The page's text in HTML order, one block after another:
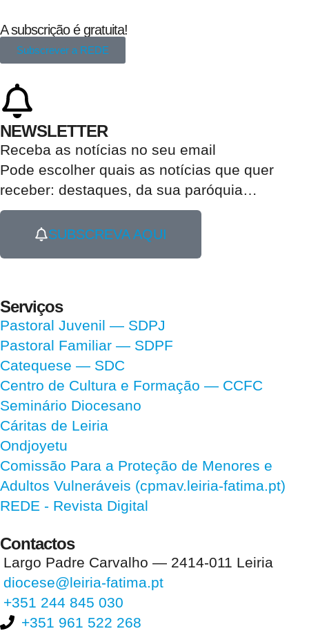
A subscrição é gratuita!
Subscrever a REDE
NEWSLETTER
Receba as notícias no seu email​
Pode escolher quais as notícias que quer
receber: destaques, da sua paróquia…
SUBSCREVA AQUI
Serviços
Pastoral Juvenil — SDPJ
Pastoral Familiar — SDPF
Catequese — SDC
Centro de Cultura e Formação — CCFC
Seminário Diocesano
Cáritas de Leiria
Ondjoyetu
Comissão Para a Proteção de Menores e
Adultos Vulneráveis (cpmav.leiria-fatima.pt)
REDE - Revista Digital
Contactos
Largo Padre Carvalho — 2414-011 Leiria
diocese@leiria-fatima.pt
+351 244 845 030
+351 961 522 268